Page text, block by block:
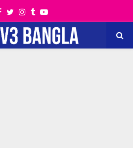
Facebook
TwitterInstagram
TumblrYoutube